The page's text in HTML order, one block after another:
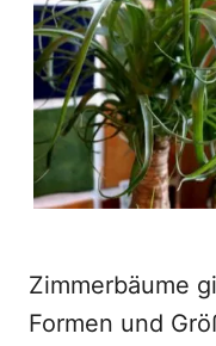
Zimmerbäume
Formen und